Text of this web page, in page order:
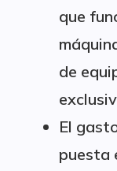
que
de
El
puesta